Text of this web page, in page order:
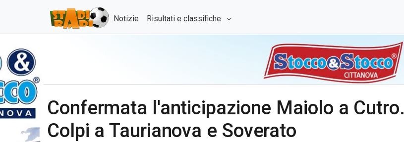
Notizie Risultati e classifiche
Confermata l'anticipazione Maiolo a Cutro.
Colpi a Taurianova e Soverato